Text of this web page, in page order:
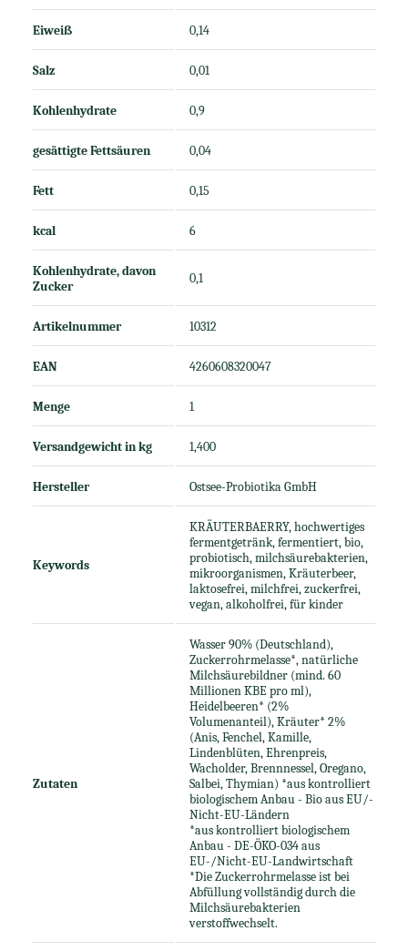
Eiweiß 0,14
Salz 0,01
Kohlenhydrate 0,9
gesättigte Fettsäuren 0,04
Fett 0,15
kcal 6
Kohlenhydrate, davon
Zucker
0,1
Artikelnummer 10312
EAN 4260608320047
Menge 1
Versandgewicht in kg 1,400
Hersteller Ostsee-Probiotika GmbH
Keywords
KRÄUTERBAERRY, hochwertiges
fermentgetränk, fermentiert, bio,
probiotisch, milchsäurebakterien,
mikroorganismen, Kräuterbeer,
laktosefrei, milchfrei, zuckerfrei,
vegan, alkoholfrei, für kinder
Zutaten
Wasser 90% (Deutschland),
Zuckerrohrmelasse*, natürliche
Milchsäurebildner (mind. 60
Millionen KBE pro ml),
Heidelbeeren* (2%
Volumenanteil), Kräuter* 2%
(Anis, Fenchel, Kamille,
Lindenblüten, Ehrenpreis,
Wacholder, Brennnessel, Oregano,
Salbei, Thymian) *aus kontrolliert
biologischem Anbau - Bio aus EU/-
Nicht-EU-Ländern
*aus kontrolliert biologischem
Anbau - DE-ÖKO-034 aus
EU-/Nicht-EU-Landwirtschaft
*Die Zuckerrohrmelasse ist bei
Abfüllung vollständig durch die
Milchsäurebakterien
verstoffwechselt.